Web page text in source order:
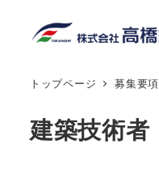
トップページ 募集要項
建築技術者